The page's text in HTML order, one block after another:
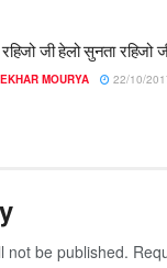
जी हेलो सुनता रहिजो
MOURYA 22/10/
not be published.